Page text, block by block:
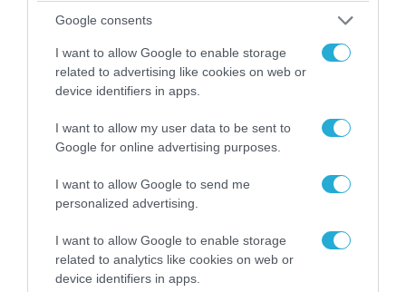
Google consents
I want to allow Google to enable storage
related to advertising like cookies on web or
device identifiers in apps.
I want to allow my user data to be sent to
Google for online advertising purposes.
I want to allow Google to send me
personalized advertising.
I want to allow Google to enable storage
related to analytics like cookies on web or
device identifiers in apps.
08.08.2026 | 09:02
«Η απόλυτη τραγωδία»: Η «αιχμηρή» ανάρτηση
του Αρκά για τα τατουάζ (φωτο)